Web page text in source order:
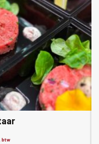
btw